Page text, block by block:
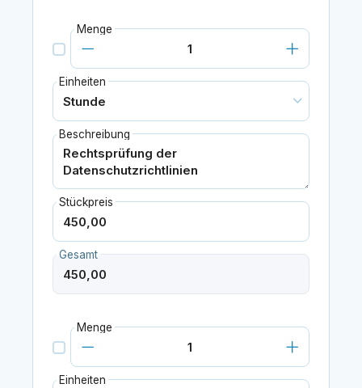
Menge
Einheiten
Beschreibung
Stückpreis
Gesamt
Menge
Einheiten